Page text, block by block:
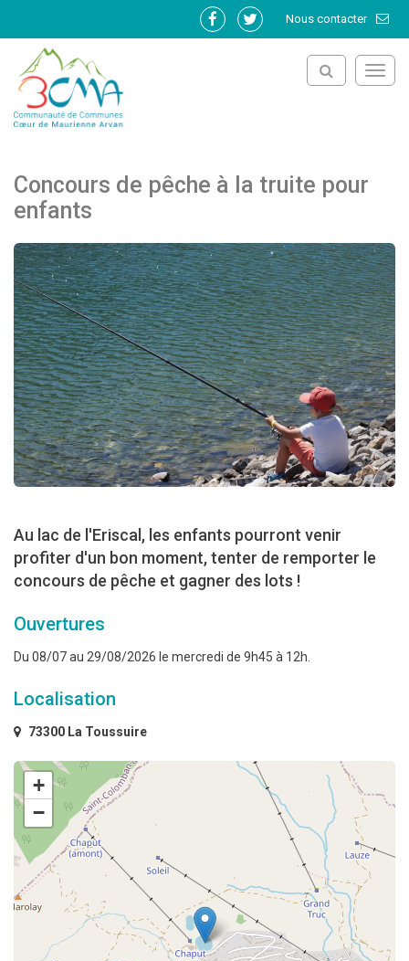
Nous contacter
Lien
Lien
Concours de pêche à la truite pour
enfants
Au lac de l'Eriscal, les enfants pourront venir
profiter d'un bon moment, tenter de remporter le
concours de pêche et gagner des lots !
Ouvertures
Du 08/07 au 29/08/2026 le mercredi de 9h45 à 12h.
Localisation
73300 La Toussuire
+
−